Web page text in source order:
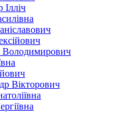
Володимирович
Вікторович